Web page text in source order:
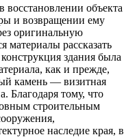
восстановлении объекта
и возвращении ему
оригинальную
материалы рассказать
здания была
как и прежде,
камень — визитная
Благодаря тому, что
строительным
наследие края, в